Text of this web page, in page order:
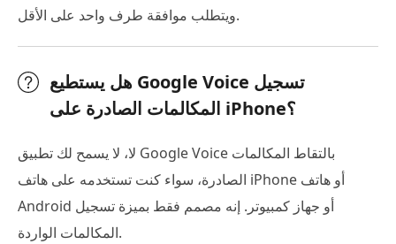
ويتطلب موافقة طرف واحد على الأقل.
هل يستطيع Google Voice تسجيل
المكالمات الصادرة على iPhone؟
لا، لا يسمح لك تطبيق Google Voice بالتقاط المكالمات
الصادرة، سواء كنت تستخدمه على هاتف iPhone أو هاتف
Android أو جهاز كمبيوتر. إنه مصمم فقط بميزة تسجيل
المكالمات الواردة.